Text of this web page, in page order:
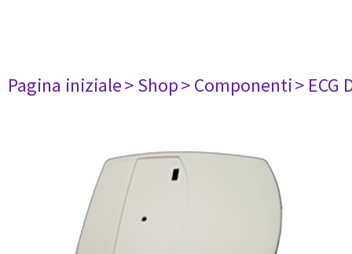
Pagina iniziale> Shop> Componenti> ECG